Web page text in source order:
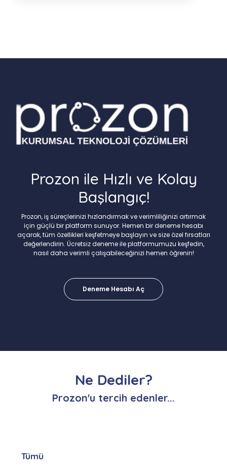
Prozon ile Hızlı ve Kolay
Başlangıç!
Prozon, iş süreçlerinizi hızlandırmak ve verimliliğinizi artırmak
için güçlü bir platform sunuyor. Hemen bir deneme hesabı
açarak, tüm özellikleri keşfetmeye başlayın ve size özel fırsatları
değerlendirin. Ücretsiz deneme ile platformumuzu keşfedin,
nasıl daha verimli çalışabileceğinizi hemen öğrenin!
Deneme Hesabı Aç
Ne Dediler?
Prozon'u tercih edenler...
Tümü